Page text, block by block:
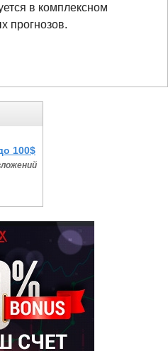
в комплексном
прогнозов.
100$